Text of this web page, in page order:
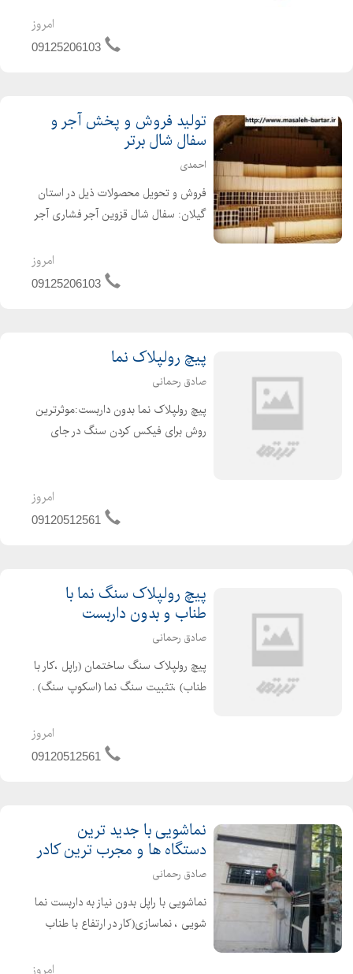
قزوین و زنجان و البرز و تهران و مازندران
می باشد . فروش انواع آجر سفال سقفی :
امروز
09125206103
تولید فروش و پخش آجر و
سفال شال برتر
احمدی
فروش و تحویل محصولات ذیل در استان
گیلان: سفال شال قزوین آجر فشاری آجر
محصولات بالا در استانهای البرز و تهران و
قزوین و زنجان و قم . احمدی تهران :
امروز
09125206103
پیچ رولپلاک نما
صادق رحمانی
پیچ رولپلاک نما بدون داربست:موثرترین
روش برای فیکس کردن سنگ در جای
حال باعث جلوگیری از ریزش و افتادن
سنگ است.بهترین زمان پیچ ...
امروز
09120512561
پیچ رولپلاک سنگ نما با
طناب و بدون داربست
صادق رحمانی
پیچ رولپلاک سنگ ساختمان (راپل ،کار با
طناب) ،تثبیت سنگ نما (اسکوپ سنگ) .
مخصوص پشت پیچ (بتونه مخصوص
امروز
09120512561
نماشویی با جدید ترین
دستگاه ها و مجرب ترین کادر
صادق رحمانی
نماشویی با راپل بدون نیاز به داربست نما
شویی ، نماسازی(کار در ارتفاع با طناب
نمای ساختمان بدون داربست یکی ازامروز